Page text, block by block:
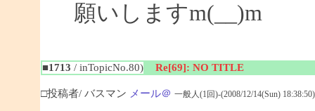
願いしますm(__)m
■1713 / inTopicNo.80) Re[69]: NO TITLE
□投稿者/ バスマン メール＠ 一般人(1回)-(2008/12/14(Sun) 18:38:50)